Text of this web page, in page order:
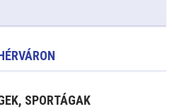
SPORTÁGAK